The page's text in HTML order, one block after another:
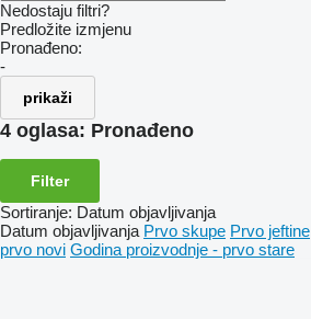
Nedostaju filtri?
Predložite izmjenu
Pronađeno:
-
prikaži
4 oglasa: Pronađeno
Filter
Sortiranje: Datum objavljivanja
Datum objavljivanja Prvo skupe Prvo jeftine
prvo novi Godina proizvodnje - prvo stare